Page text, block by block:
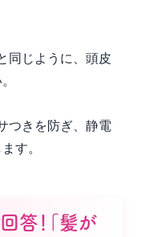
同じように、頭皮
つきを防ぎ、静電
す。
答！「髪が